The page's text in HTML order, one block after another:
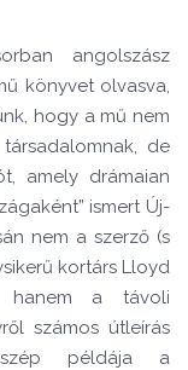
angolszász
könyvet olvasva,
hogy a mű nem
de
amely drámaian
ismert Új-
nem a szerző (s
kortárs Lloyd
hanem a távoli
számos útleírás
szép példája a